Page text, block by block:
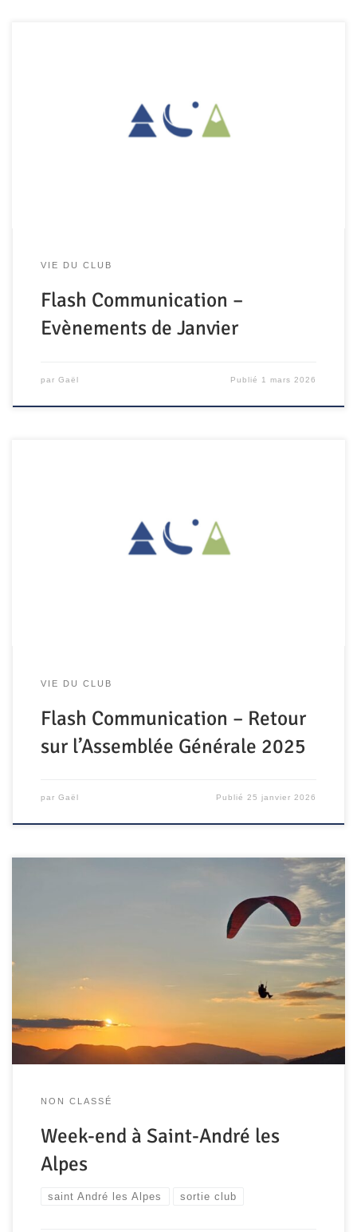
VIE DU CLUB
Flash Communication –
Evènements de Janvier
par Gaël Publié 1 mars 2026
VIE DU CLUB
Flash Communication – Retour
sur l’Assemblée Générale 2025
par Gaël Publié25 janvier 2026
Ce vendredi 10 octobre, un groupe de pilotes motivés se
retrouve à Caterpillar pour la traditionnelle migration vers
le sud automnale. Deux navettes pleines jusqu’au plafond
s’élancent en même temps, direction Saint André les
Alpes. Après un café-croissant à Laragne-Montéglin,
direction Digne-les-bains pour un pique-nique « aux
antennes » et un premier […]
NON CLASSÉ
Week-end à Saint-André les
Alpes
saint André les Alpes sortie club